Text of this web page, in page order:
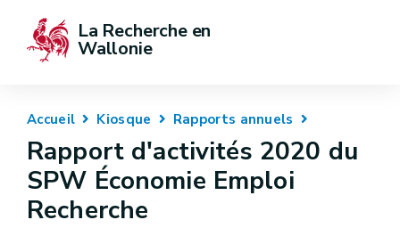
La Recherche en
Wallonie
Accueil Kiosque Rapports annuels
Rapport d'activités 2020 du
SPW Économie Emploi
Recherche